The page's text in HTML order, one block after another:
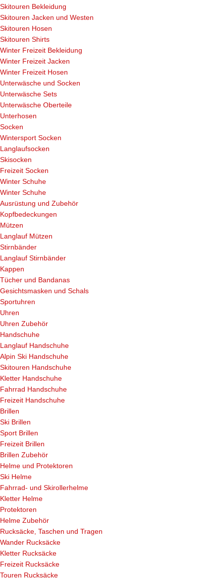
Skitouren Bekleidung
Skitouren Jacken und Westen
Skitouren Hosen
Skitouren Shirts
Winter Freizeit Bekleidung
Winter Freizeit Jacken
Winter Freizeit Hosen
Unterwäsche und Socken
Unterwäsche Sets
Unterwäsche Oberteile
Unterhosen
Socken
Wintersport Socken
Langlaufsocken
Skisocken
Freizeit Socken
Winter Schuhe
Winter Schuhe
Ausrüstung und Zubehör
Kopfbedeckungen
Mützen
Langlauf Mützen
Stirnbänder
Langlauf Stirnbänder
Kappen
Tücher und Bandanas
Gesichtsmasken und Schals
Sportuhren
Uhren
Uhren Zubehör
Handschuhe
Langlauf Handschuhe
Alpin Ski Handschuhe
Skitouren Handschuhe
Kletter Handschuhe
Fahrrad Handschuhe
Freizeit Handschuhe
Brillen
Ski Brillen
Sport Brillen
Freizeit Brillen
Brillen Zubehör
Helme und Protektoren
Ski Helme
Fahrrad- und Skirollerhelme
Kletter Helme
Protektoren
Helme Zubehör
Rucksäcke, Taschen und Tragen
Wander Rucksäcke
Kletter Rucksäcke
Freizeit Rucksäcke
Touren Rucksäcke